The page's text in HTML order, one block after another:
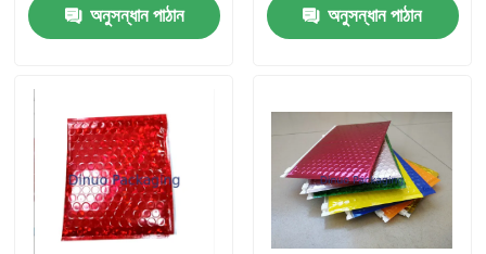
ভিডিও
অনুসন্ধান পাঠান অনুসন্ধান পাঠান